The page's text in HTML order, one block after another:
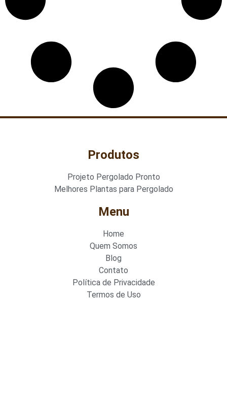
Produtos
Projeto Pergolado Pronto
Melhores Plantas para Pergolado
Menu
Home
Quem Somos
Blog
Contato
Política de Privacidade
Termos de Uso